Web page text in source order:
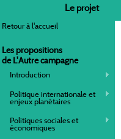
Le projet
Retour à l'accueil
Les propositions
de L'Autre campagne
Introduction
Politique internationale et
enjeux planétaires
Politiques sociales et
économiques